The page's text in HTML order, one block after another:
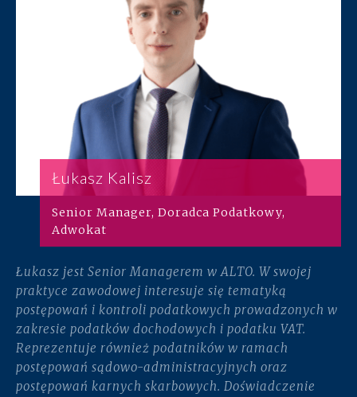
Łukasz Kalisz
Senior Manager, Doradca Podatkowy,
Adwokat
Łukasz jest Senior Managerem w ALTO. W swojej
praktyce zawodowej interesuje się tematyką
postępowań i kontroli podatkowych prowadzonych w
zakresie podatków dochodowych i podatku VAT.
Reprezentuje również podatników w ramach
postępowań sądowo-administracyjnych oraz
postępowań karnych skarbowych. Doświadczenie